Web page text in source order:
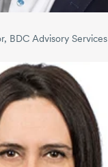
BDC Advisory Services